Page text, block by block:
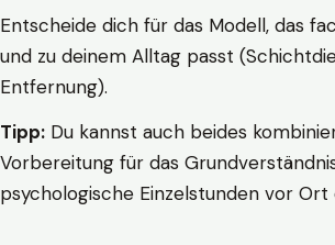
Entscheide dich für das Modell, das
und zu deinem Alltag passt
Entfernung).
Tipp: Du kannst auch beides
Vorbereitung für das
psychologische Einzelstunden vor